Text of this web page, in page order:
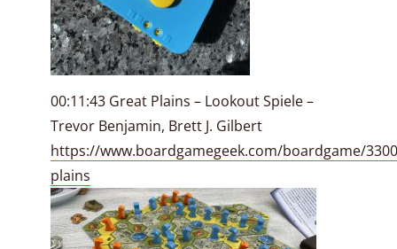
00:11:43 Great Plains – Lookout Spiele –
Trevor Benjamin, Brett J. Gilbert
https://www.boardgamegeek.com/boardgame/
plains